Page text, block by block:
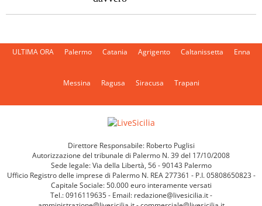
ULTIMA ORA Palermo Catania Agrigento Caltanissetta Enna
Messina Ragusa Siracusa Trapani
Direttore Responsabile: Roberto Puglisi
Autorizzazione del tribunale di Palermo N. 39 del 17/10/2008
Sede legale: Via della Libertà, 56 - 90143 Palermo
Ufficio Registro delle imprese di Palermo N. REA 277361 - P.I. 05808650823 -
Capitale Sociale: 50.000 euro interamente versati
Tel.: 0916119635 - Email: redazione@livesicilia.it -